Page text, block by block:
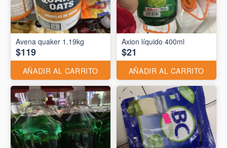
Avena quaker 1.19kg
$119
AÑADIR AL CARRITO
Axion líquido 400ml
$21
AÑADIR AL CARRITO